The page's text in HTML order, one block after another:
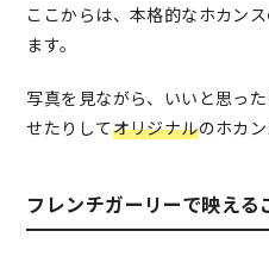
ここからは、本格的なホカン
ます。
写真を見ながら、いいと思っ
せたりしてオリジナルのホカ
フレンチガーリーで映え